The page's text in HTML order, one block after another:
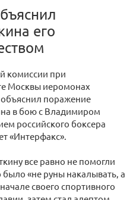
его
комиссии при
Москвы иеромонах
поражение
в бою с Владимиром
российского боксера
«Интерфакс».
все равно не помогли
«не руны накалывать, а
своего спортивного